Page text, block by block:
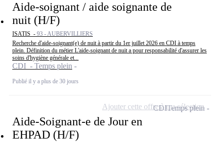
Aide-soignant / aide soignante de
nuit (H/F)
ISATIS - 93 - AUBERVILLIERS
Recherche d'aide-soignant(e) de nuit à partir du 1er juillet 2026 en CDI à temps
plein. Définition du métier L'aide-soignant de nuit a pour responsabilité d'assurer les
soins d'hygiène générale et...
CDI - Temps plein
Publié il y a plus de 30 jours
Aide-Soignant-e de Jour en
EHPAD (H/F)
CDITemps plein
Ajouter cette offre à ma sélection